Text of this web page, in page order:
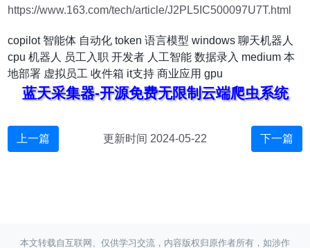
https://www.163.com/tech/article/J2PL5IC500097U7T.html
copilot 智能体 自动化 token 语言模型 windows 聊天机器人
cpu 机器人 员工入职 开发者 人工智能 数据录入 medium 本
地部署 虚拟员工 收件箱 it支持 商业应用 gpu
蓝天采集器-开源免费无限制云端爬虫系统
上一篇 更新时间 2024-05-22 下一篇
本文转载自互联网、仅供学习交流，内容版权归原作者所有，如涉作